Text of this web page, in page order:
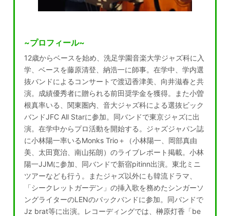
~プロフィール~
12歳からベースを始め、洗足学園音楽大学ジャズ科に入
学、ベースを藤原清登、納浩一に師事。在学中、学内選
抜バンドによるコンサートで渡辺香津美、向井滋春と共
演。成績優秀者に贈られる前田奨学金を獲得。また小曽
根真率いる、関東圏内、音大ジャズ科による選抜ビック
バンドJFC All Starに参加。同バンドで東京ジャズに出
演。在学中からプロ活動を開始する。ジャズジャパン誌
に小林陽一率いるMonks Trio＋（小林陽一、岡部真由
美、太田寛治、南山拓朗）のライブレポート掲載。小林
陽一JJMに参加、同バンドで新宿pitinn出演。東北ミニ
ツアーなども行う。またジャズ以外にも韓流ドラマ、
「シークレットガーデン」の挿入歌を務めたシンガーソ
ングライターのLENのバックバンドに参加。同バンドで
Jz brat等に出演。レコーディングでは、榊原灯香「be